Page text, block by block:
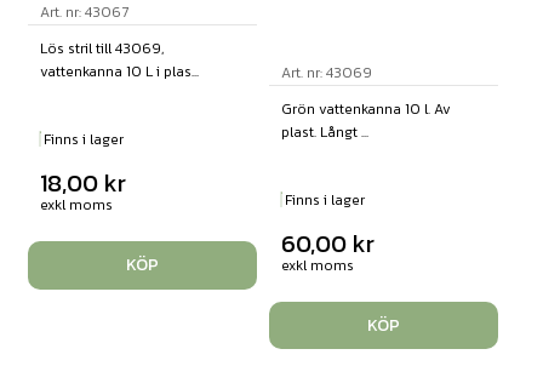
Art. nr: 43067
Lös stril till 43069,
vattenkanna 10 L i plas...
Finns i lager
18,00 kr
exkl moms
KÖP
Art. nr: 43069
Grön vattenkanna 10 l. Av
plast. Långt ...
Finns i lager
60,00 kr
exkl moms
KÖP